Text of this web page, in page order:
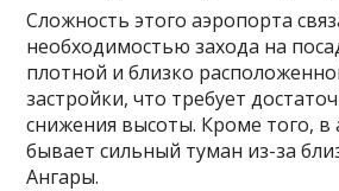
Сложность этого аэропорта
необходимостью захода на
плотной и близко
застройки, что требует
снижения высоты. Кроме того, в
бывает сильный туман из-за
Ангары.